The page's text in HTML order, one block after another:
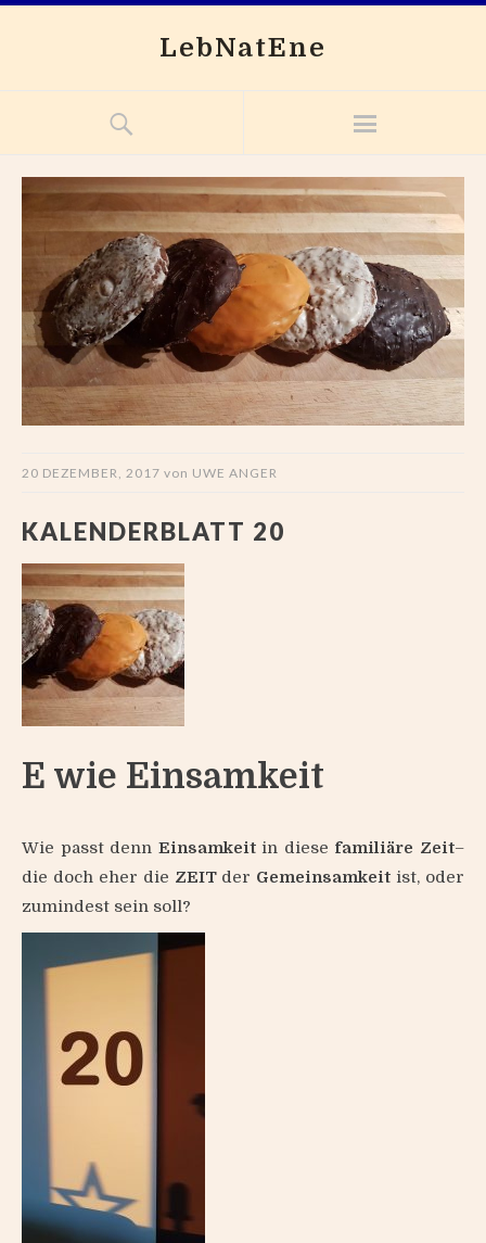
LebNatEne
20 DEZEMBER, 2017 von UWE ANGER
KALENDERBLATT 20
E wie Einsamkeit
Wie passt denn Einsamkeitin diese familiäre Zeit–
die doch eher die ZEITder Gemeinsamkeit ist, oder
zumindest sein soll?